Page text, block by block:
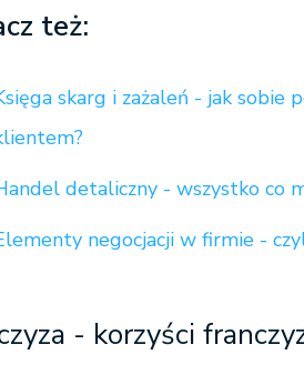
też:
skarg i zażaleń - jak sobie
detaliczny - wszystko co
negocjacji w firmie -
- korzyści